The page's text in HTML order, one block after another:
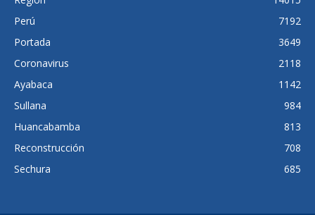
Perú
7192
Portada
3649
Coronavirus
2118
Ayabaca
1142
Sullana
984
Huancabamba
813
Reconstrucción
708
Sechura
685